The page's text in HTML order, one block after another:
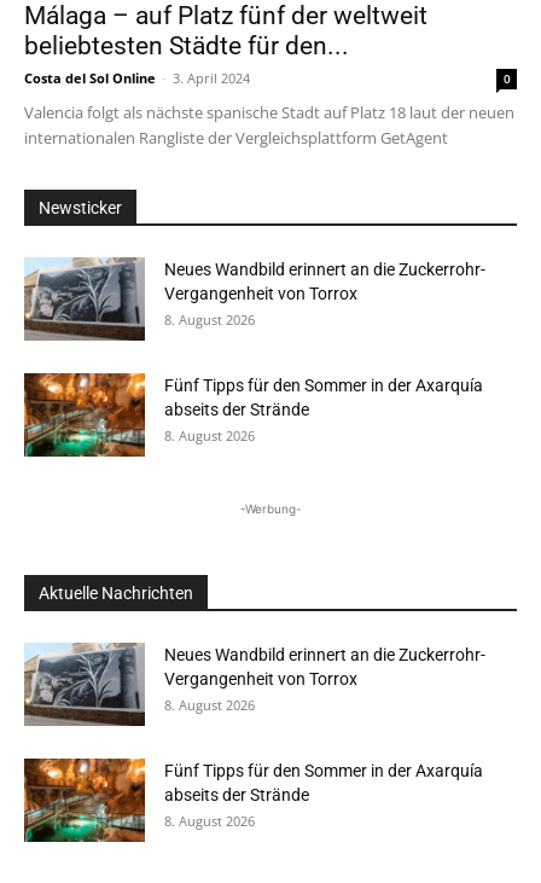
Málaga – auf Platz fünf der weltweit
beliebtesten Städte für den...
Costa del Sol Online - 3. April 2024 0
Valencia folgt als nächste spanische Stadt auf Platz 18 laut der neuen
internationalen Rangliste der Vergleichsplattform GetAgent
Newsticker
Neues Wandbild erinnert an die Zuckerrohr-
Vergangenheit von Torrox
8. August 2026
Fünf Tipps für den Sommer in der Axarquía
abseits der Strände
8. August 2026
-Werbung-
Aktuelle Nachrichten
Neues Wandbild erinnert an die Zuckerrohr-
Vergangenheit von Torrox
8. August 2026
Fünf Tipps für den Sommer in der Axarquía
abseits der Strände
8. August 2026